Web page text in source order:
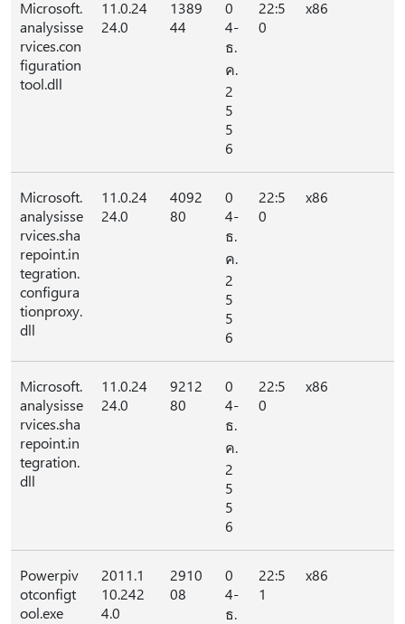
Microsoft.
analysisse
rvices.con
figuration
tool.dll
11.0.24
24.0
1389
44
0
4-
ธ.
ค.
2
5
5
6
22:5
0
x86
Microsoft.
analysisse
rvices.sha
repoint.in
tegration.
configura
tionproxy.
dll
11.0.24
24.0
4092
80
0
4-
ธ.
ค.
2
5
5
6
22:5
0
x86
Microsoft.
analysisse
rvices.sha
repoint.in
tegration.
dll
11.0.24
24.0
9212
80
0
4-
ธ.
ค.
2
5
5
6
22:5
0
x86
Powerpiv
otconfigt
ool.exe
2011.1
10.242
4.0
2910
08
0
4-
ธ.
22:5
1
x86